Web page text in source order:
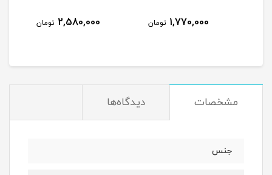
2,580,000
2,760,000
مشخصات دیدگاه‌ها
جنس